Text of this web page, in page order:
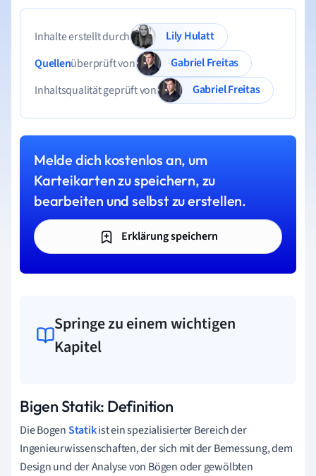
Inhalte erstellt durch
Lily Hulatt
Quellenüberprüft von
Gabriel Freitas
Inhaltsqualität geprüft von
Gabriel Freitas
Melde dich kostenlos an, um
Karteikarten zu speichern, zu
bearbeiten und selbst zu erstellen.
Erklärung speichern
Springe zu einem wichtigen
Kapitel
Bigen Statik: Definition
Die BogenStatikist ein spezialisierter Bereich der
Ingenieurwissenschaften, der sich mit der Bemessung, dem
Design und der Analyse von Bögen oder gewölbten